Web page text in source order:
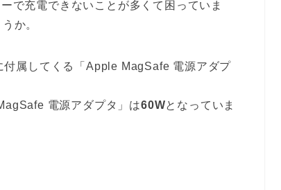
で充電できないことが多くて困っていま
か。
属してくる「Apple MagSafe 電源アダプ
電源アダプタ」は60Wとなっていま